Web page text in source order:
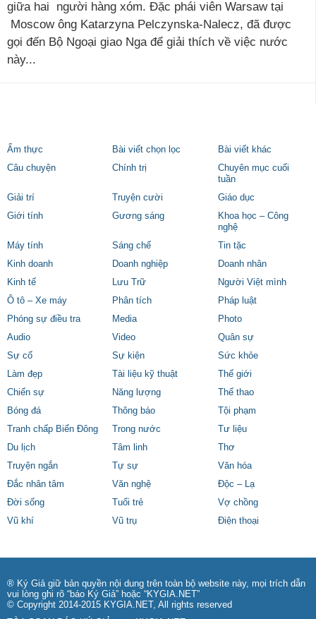
giữa hai người hàng xóm. Đặc phái viên Warsaw tại
Moscow ông Katarzyna Pelczynska-Nalecz, đã được
gọi đến Bộ Ngoại giao Nga để giải thích về việc nước
này...
Ẩm thực Bài viết chọn lọc
Bài viết khác
Câu chuyện
Chính trị
Chuyên mục cuối
tuần
Giải trí
Truyện cười
Giáo dục
Giới tính
Gương sáng
Khoa học – Công
nghệ
Máy tính
Sáng chế
Tin tặc
Kinh doanh
Doanh nghiệp
Doanh nhân
Kinh tế
Lưu Trữ
Người Việt mình
Ô tô – Xe máy
Phân tích
Pháp luật
Phóng sự điều tra
Media
Photo
Audio
Video
Quân sự
Sự cố
Sự kiện
Sức khỏe
Làm đẹp
Tài liệu kỹ thuật
Thế giới
Chiến sự
Năng lượng
Thể thao
Bóng đá
Thông báo
Tội phạm
Tranh chấp Biển Đông
Trong nước
Tư liệu
Du lịch
Tâm linh
Thơ
Truyện ngắn
Tự sự
Văn hóa
Đắc nhân tâm
Văn nghệ
Độc – Lạ
Đời sống
Tuổi trẻ
Vợ chồng
Vũ khí
Vũ trụ Điện thoại
® Ký Giả giữ bản quyền nội dung trên toàn bộ website này, mọi trích dẫn
vui lòng ghi rõ “báo Ký Giả” hoặc “KYGIA.NET”
© Copyright 2014-2015 KYGIA.NET, All rights reserved